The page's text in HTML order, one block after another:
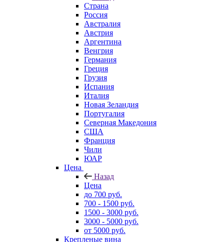
Страна
Россия
Австралия
Австрия
Аргентина
Венгрия
Германия
Греция
Грузия
Испания
Италия
Новая Зеландия
Португалия
Северная Македония
США
Франция
Чили
ЮАР
Цена
Назад
Цена
до 700 руб.
700 - 1500 руб.
1500 - 3000 руб.
3000 - 5000 руб.
от 5000 руб.
Крепленые вина